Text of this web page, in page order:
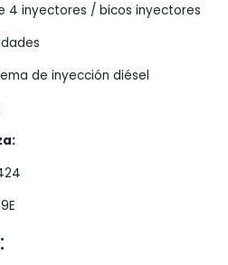
4 inyectores / bicos inyectores
de inyección diésel